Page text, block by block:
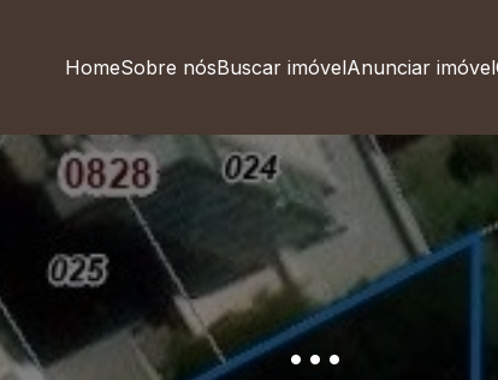
HomeSobre nósBuscar imóvelAnunciar imóvel
...